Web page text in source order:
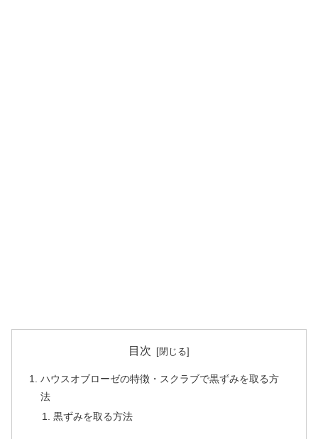
目次
ハウスオブローゼの特徴・スクラブで黒ずみを取る方
法
黒ずみを取る方法